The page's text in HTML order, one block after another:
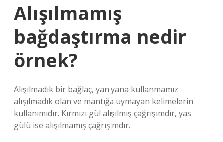
Alışılmamış
bağdaştırma nedir
örnek?
Alışılmadık bir bağlaç, yan yana kullanmamız
alışılmadık olan ve mantığa uymayan kelimelerin
kullanımıdır. Kırmızı gül alışılmış çağrışımdır, yas
gülü ise alışılmamış çağrışımdır.